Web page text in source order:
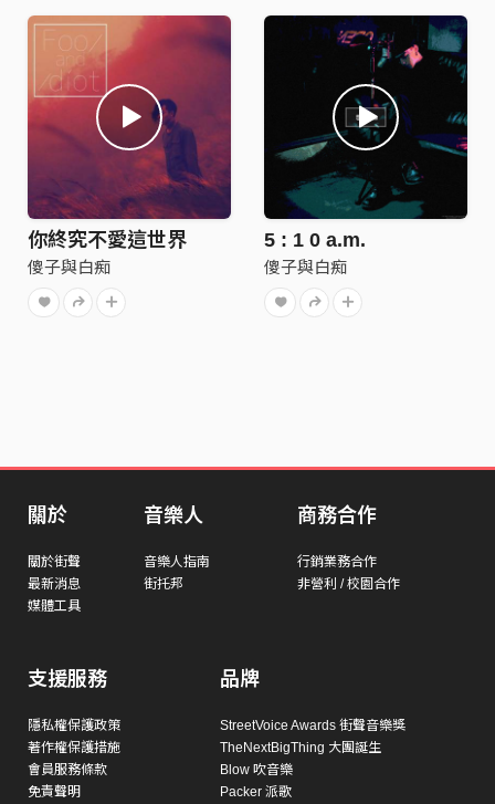
你終究不愛這世界
傻子與白痴
5 : 1 0 a.m.
傻子與白痴
關於
關於街聲
最新消息
媒體工具
音樂人
音樂人指南
街托邦
商務合作
行銷業務合作
非營利 / 校園合作
支援服務
隱私權保護政策
著作權保護措施
會員服務條款
免責聲明
品牌
StreetVoice Awards 街聲音樂獎
TheNextBigThing 大團誕生
Blow 吹音樂
Packer 派歌